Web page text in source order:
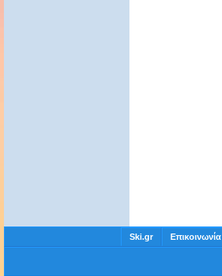
Ski.gr Επικοινωνία